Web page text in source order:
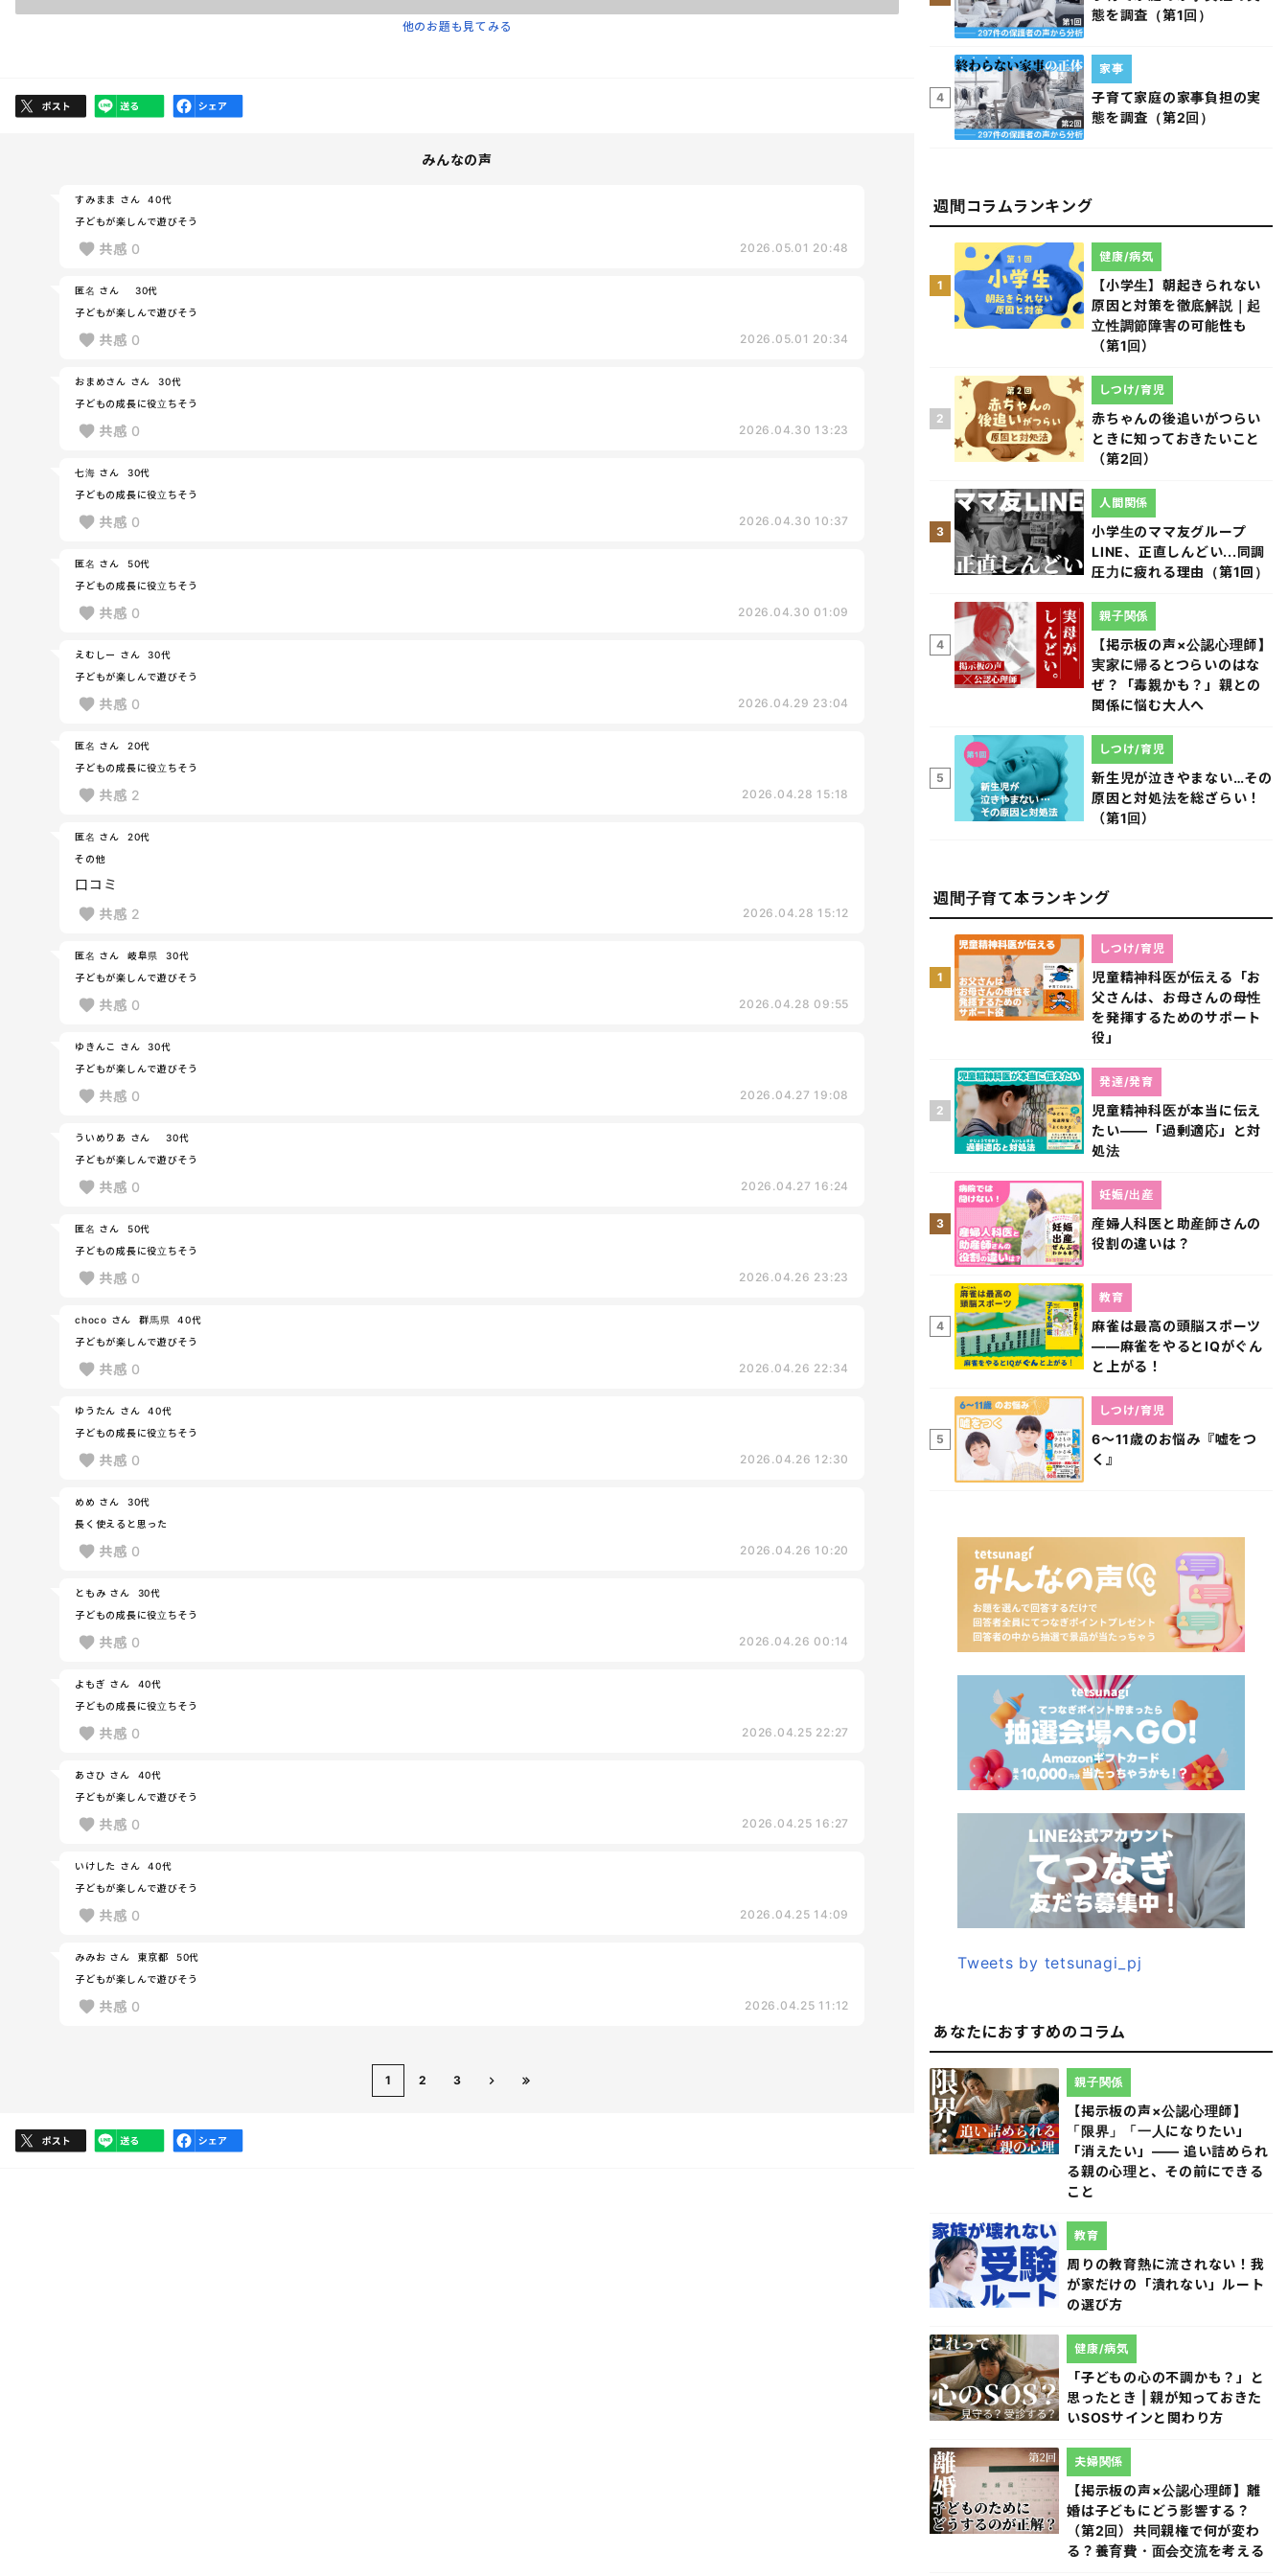
他のお題も見てみる
みんなの声
すみまま さん
40代
子どもが楽しんで遊びそう
共感 0 2026.05.01 20:48
匿名 さん
30代
子どもが楽しんで遊びそう
共感 0 2026.05.01 20:34
おまめさん さん
30代
子どもの成長に役立ちそう
共感 0 2026.04.30 13:23
七海 さん
30代
子どもの成長に役立ちそう
共感 0 2026.04.30 10:37
匿名 さん
50代
子どもの成長に役立ちそう
共感 0 2026.04.30 01:09
えむしー さん
30代
子どもが楽しんで遊びそう
共感 0 2026.04.29 23:04
匿名 さん
20代
子どもの成長に役立ちそう
共感 2 2026.04.28 15:18
匿名 さん
20代
その他
口コミ
共感 2 2026.04.28 15:12
匿名 さん 岐阜県
30代
子どもが楽しんで遊びそう
共感 0 2026.04.28 09:55
ゆきんこ さん
30代
子どもが楽しんで遊びそう
共感 0 2026.04.27 19:08
ういめりあ さん
30代
子どもが楽しんで遊びそう
共感 0 2026.04.27 16:24
匿名 さん
50代
子どもの成長に役立ちそう
共感 0 2026.04.26 23:23
choco さん 群馬県
40代
子どもが楽しんで遊びそう
共感 0 2026.04.26 22:34
ゆうたん さん
40代
子どもの成長に役立ちそう
共感 0 2026.04.26 12:30
めめ さん
30代
長く使えると思った
共感 0 2026.04.26 10:20
ともみ さん
30代
子どもの成長に役立ちそう
共感 0 2026.04.26 00:14
よもぎ さん
40代
子どもの成長に役立ちそう
共感 0 2026.04.25 22:27
あさひ さん
40代
子どもが楽しんで遊びそう
共感 0 2026.04.25 16:27
いけした さん
40代
子どもが楽しんで遊びそう
共感 0 2026.04.25 14:09
みみお さん 東京都
50代
子どもが楽しんで遊びそう
共感 0 2026.04.25 11:12
1 2 3
態を調査（第1回）
4
子育て家庭の家事負担の実
態を調査（第2回）
家事
週間コラムランキング
1
【小学生】朝起きられない
原因と対策を徹底解説｜起
立性調節障害の可能性も
（第1回）
健康/病気
2
赤ちゃんの後追いがつらい
ときに知っておきたいこと
（第2回）
しつけ/育児
3
小学生のママ友グループ
LINE、正直しんどい...同調
圧力に疲れる理由（第1回）
人間関係
4
【掲示板の声×公認心理師】
実家に帰るとつらいのはな
ぜ？「毒親かも？」親との
関係に悩む大人へ
親子関係
5
新生児が泣きやまない…その
原因と対処法を総ざらい！
（第1回）
しつけ/育児
週間子育て本ランキング
1
児童精神科医が伝える「お
父さんは、お母さんの母性
を発揮するためのサポート
役」
しつけ/育児
2
児童精神科医が本当に伝え
たい――「過剰適応」と対
処法
発達/発育
3
産婦人科医と助産師さんの
役割の違いは？
妊娠/出産
4
麻雀は最高の頭脳スポーツ
――麻雀をやるとIQがぐん
と上がる！
教育
5
6～11歳のお悩み『嘘をつ
く』
しつけ/育児
Tweets by tetsunagi_pj
あなたにおすすめのコラム
【掲示板の声×公認心理師】
「限界」「一人になりたい」
「消えたい」―― 追い詰められ
る親の心理と、その前にできる
こと
親子関係
周りの教育熱に流されない！我
が家だけの「潰れない」ルート
の選び方
教育
「子どもの心の不調かも？」と
思ったとき | 親が知っておきた
いSOSサインと関わり方
健康/病気
【掲示板の声×公認心理師】離
婚は子どもにどう影響する？
（第2回）共同親権で何が変わ
る？養育費・面会交流を考える
夫婦関係